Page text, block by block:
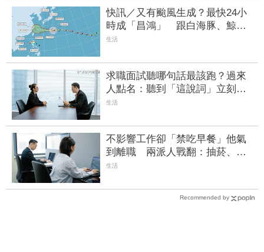
快訊／又有颱風生成？最快24小
時成「昌鴻」 跟白海豚、鯨魚
恐「三颱共存」
生活
求職面試聽哪句話最該跑？過來
人點名：聽到「這說詞」立刻提
高警覺
生活
不影響工作卻「禁吃早餐」他氣
到離職 兩派人戰翻：抽菸、下
午茶就可以？
生活
Recommended by